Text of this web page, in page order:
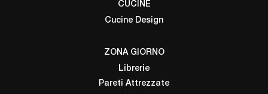
CUCINE
Cucine Design
ZONA GIORNO
Librerie
Pareti Attrezzate